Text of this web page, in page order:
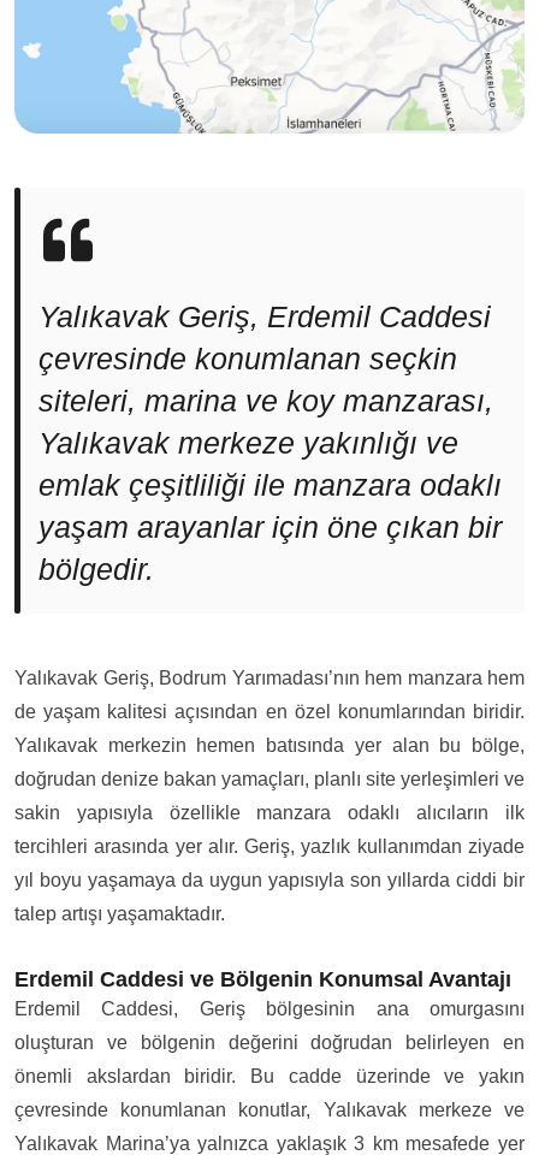
Yalıkavak Geriş, Erdemil Caddesi
çevresinde konumlanan seçkin
siteleri, marina ve koy manzarası,
Yalıkavak merkeze yakınlığı ve
emlak çeşitliliği ile manzara odaklı
yaşam arayanlar için öne çıkan bir
bölgedir.
Yalıkavak Geriş, Bodrum Yarımadası’nın hem manzara hem
de yaşam kalitesi açısından en özel konumlarından biridir.
Yalıkavak merkezin hemen batısında yer alan bu bölge,
doğrudan denize bakan yamaçları, planlı site yerleşimleri ve
sakin yapısıyla özellikle manzara odaklı alıcıların ilk
tercihleri arasında yer alır. Geriş, yazlık kullanımdan ziyade
yıl boyu yaşamaya da uygun yapısıyla son yıllarda ciddi bir
talep artışı yaşamaktadır.
Erdemil Caddesi ve Bölgenin Konumsal Avantajı
Erdemil Caddesi, Geriş bölgesinin ana omurgasını
oluşturan ve bölgenin değerini doğrudan belirleyen en
önemli akslardan biridir. Bu cadde üzerinde ve yakın
çevresinde konumlanan konutlar, Yalıkavak merkeze ve
Yalıkavak Marina’ya yalnızca yaklaşık 3 km mesafede yer